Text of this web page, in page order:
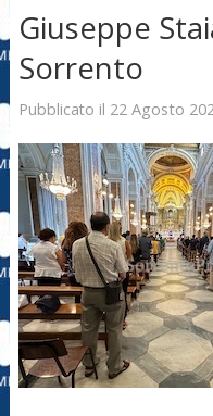
Giuseppe
Sorrento
Pubblicato il 22 Agosto